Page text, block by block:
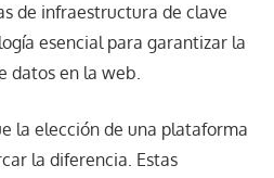
de infraestructura de clave
esencial para garantizar la
datos en la web.
la elección de una plataforma
la diferencia. Estas